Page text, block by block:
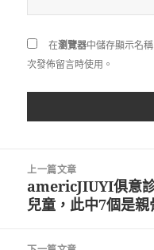
在瀏覽器中儲存顯示名
次發佈留言時使用。
上一篇文章
上
一
文
americJIUYI俱意
兒童，此中7個是親